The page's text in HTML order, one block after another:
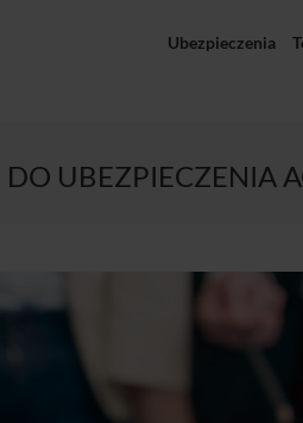
Ubezpieczenia
UBEZPIECZENIA